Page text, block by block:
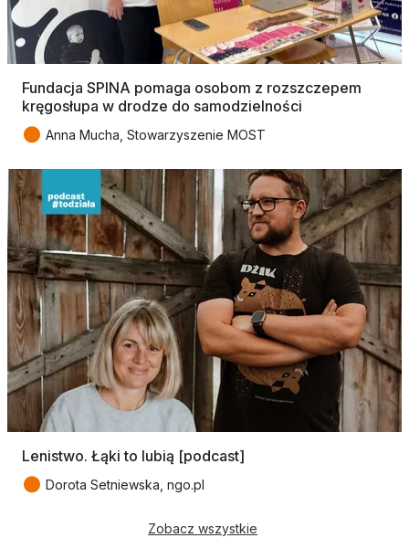
Fundacja SPINA pomaga osobom z rozszczepem
kręgosłupa w drodze do samodzielności
● Anna Mucha, Stowarzyszenie MOST
Lenistwo. Łąki to lubią [podcast]
● Dorota Setniewska, ngo.pl
Zobacz wszystkie